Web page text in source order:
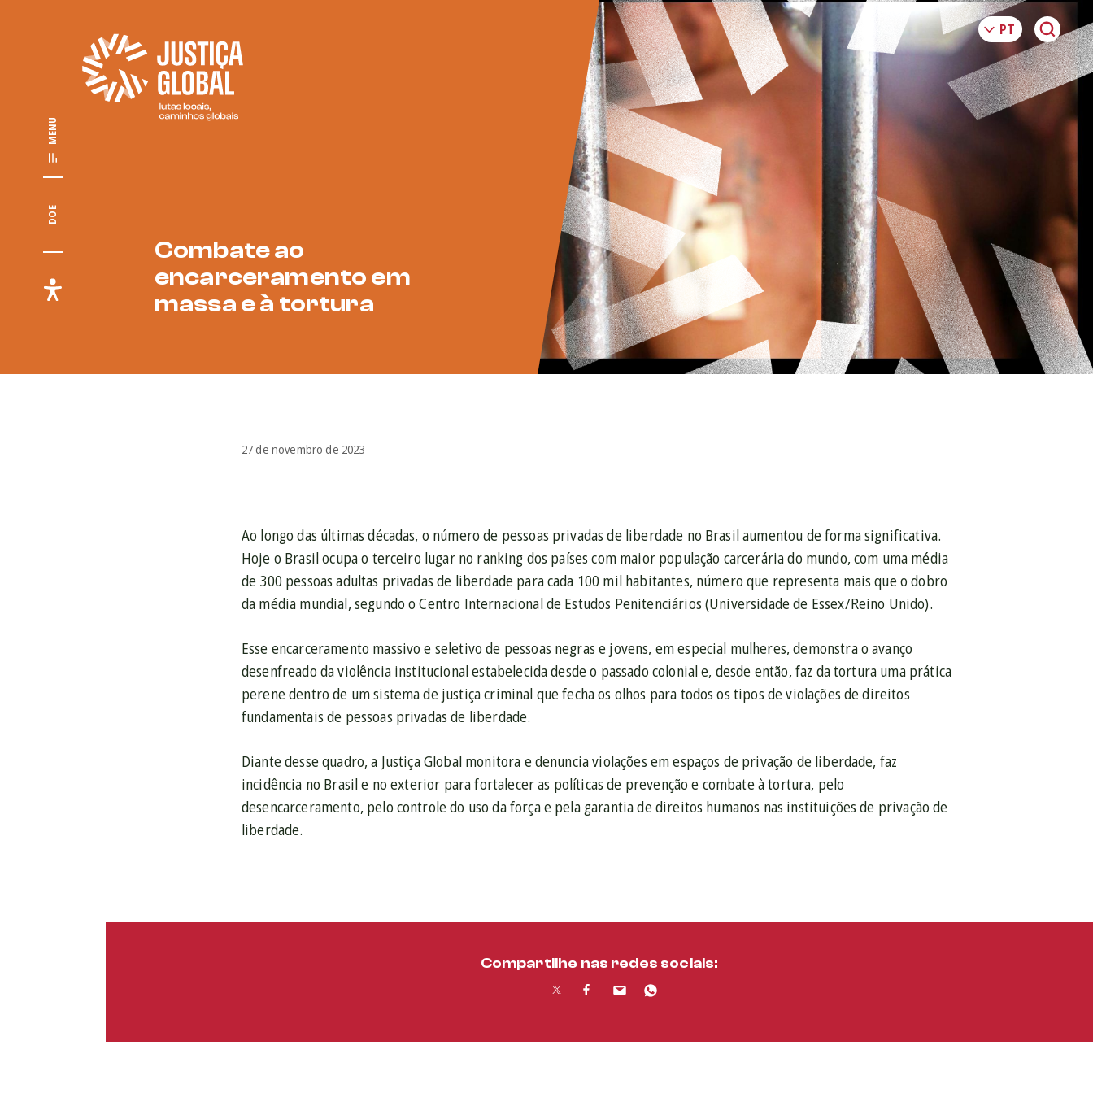
MENU
DOE
Combate ao
encarceramento em
massa e à tortura
27 de novembro de 2023
Ao longo das últimas décadas, o número de pessoas privadas de liberdade no Brasil aumentou de forma significativa.
Hoje o Brasil ocupa o terceiro lugar no ranking dos países com maior população carcerária do mundo, com uma média
de 300 pessoas adultas privadas de liberdade para cada 100 mil habitantes, número que representa mais que o dobro
da média mundial, segundo o Centro Internacional de Estudos Penitenciários (Universidade de Essex/Reino Unido).
Esse encarceramento massivo e seletivo de pessoas negras e jovens, em especial mulheres, demonstra o avanço
desenfreado da violência institucional estabelecida desde o passado colonial e, desde então, faz da tortura uma prática
perene dentro de um sistema de justiça criminal que fecha os olhos para todos os tipos de violações de direitos
fundamentais de pessoas privadas de liberdade.
Diante desse quadro, a Justiça Global monitora e denuncia violações em espaços de privação de liberdade, faz
incidência no Brasil e no exterior para fortalecer as políticas de prevenção e combate à tortura, pelo
desencarceramento, pelo controle do uso da força e pela garantia de direitos humanos nas instituições de privação de
liberdade.
Compartilhe nas redes sociais: